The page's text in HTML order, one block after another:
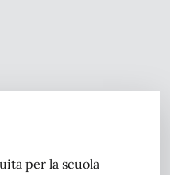
per la scuola